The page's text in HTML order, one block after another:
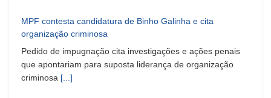
MPF contesta candidatura de Binho Galinha e cita
organização criminosa
Pedido de impugnação cita investigações e ações penais
que apontariam para suposta liderança de organização
criminosa [...]